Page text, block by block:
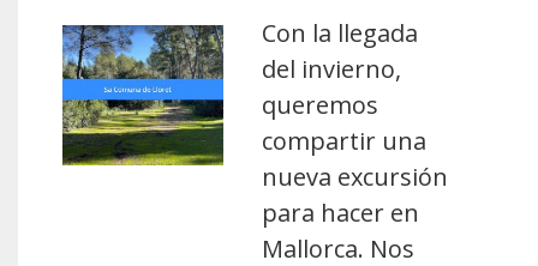
Con la llegada
del invierno,
queremos
compartir una
nueva excursión
para hacer en
Mallorca. Nos